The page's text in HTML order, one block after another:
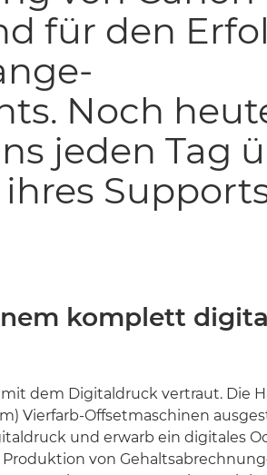
für den
Noch
jeden Tag
komplett
dem Digitaldruck vertraut. Die
Vierfarb-Offsetmaschinen
und erwarb ein digitales
von